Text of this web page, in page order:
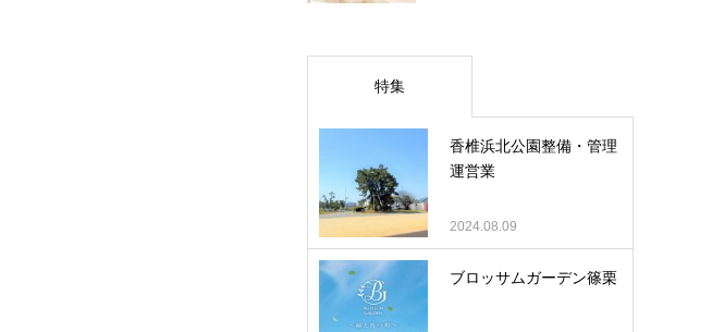
特集
香椎浜北公園整備・管理
運営業
2024.08.09
ブロッサムガーデン篠栗